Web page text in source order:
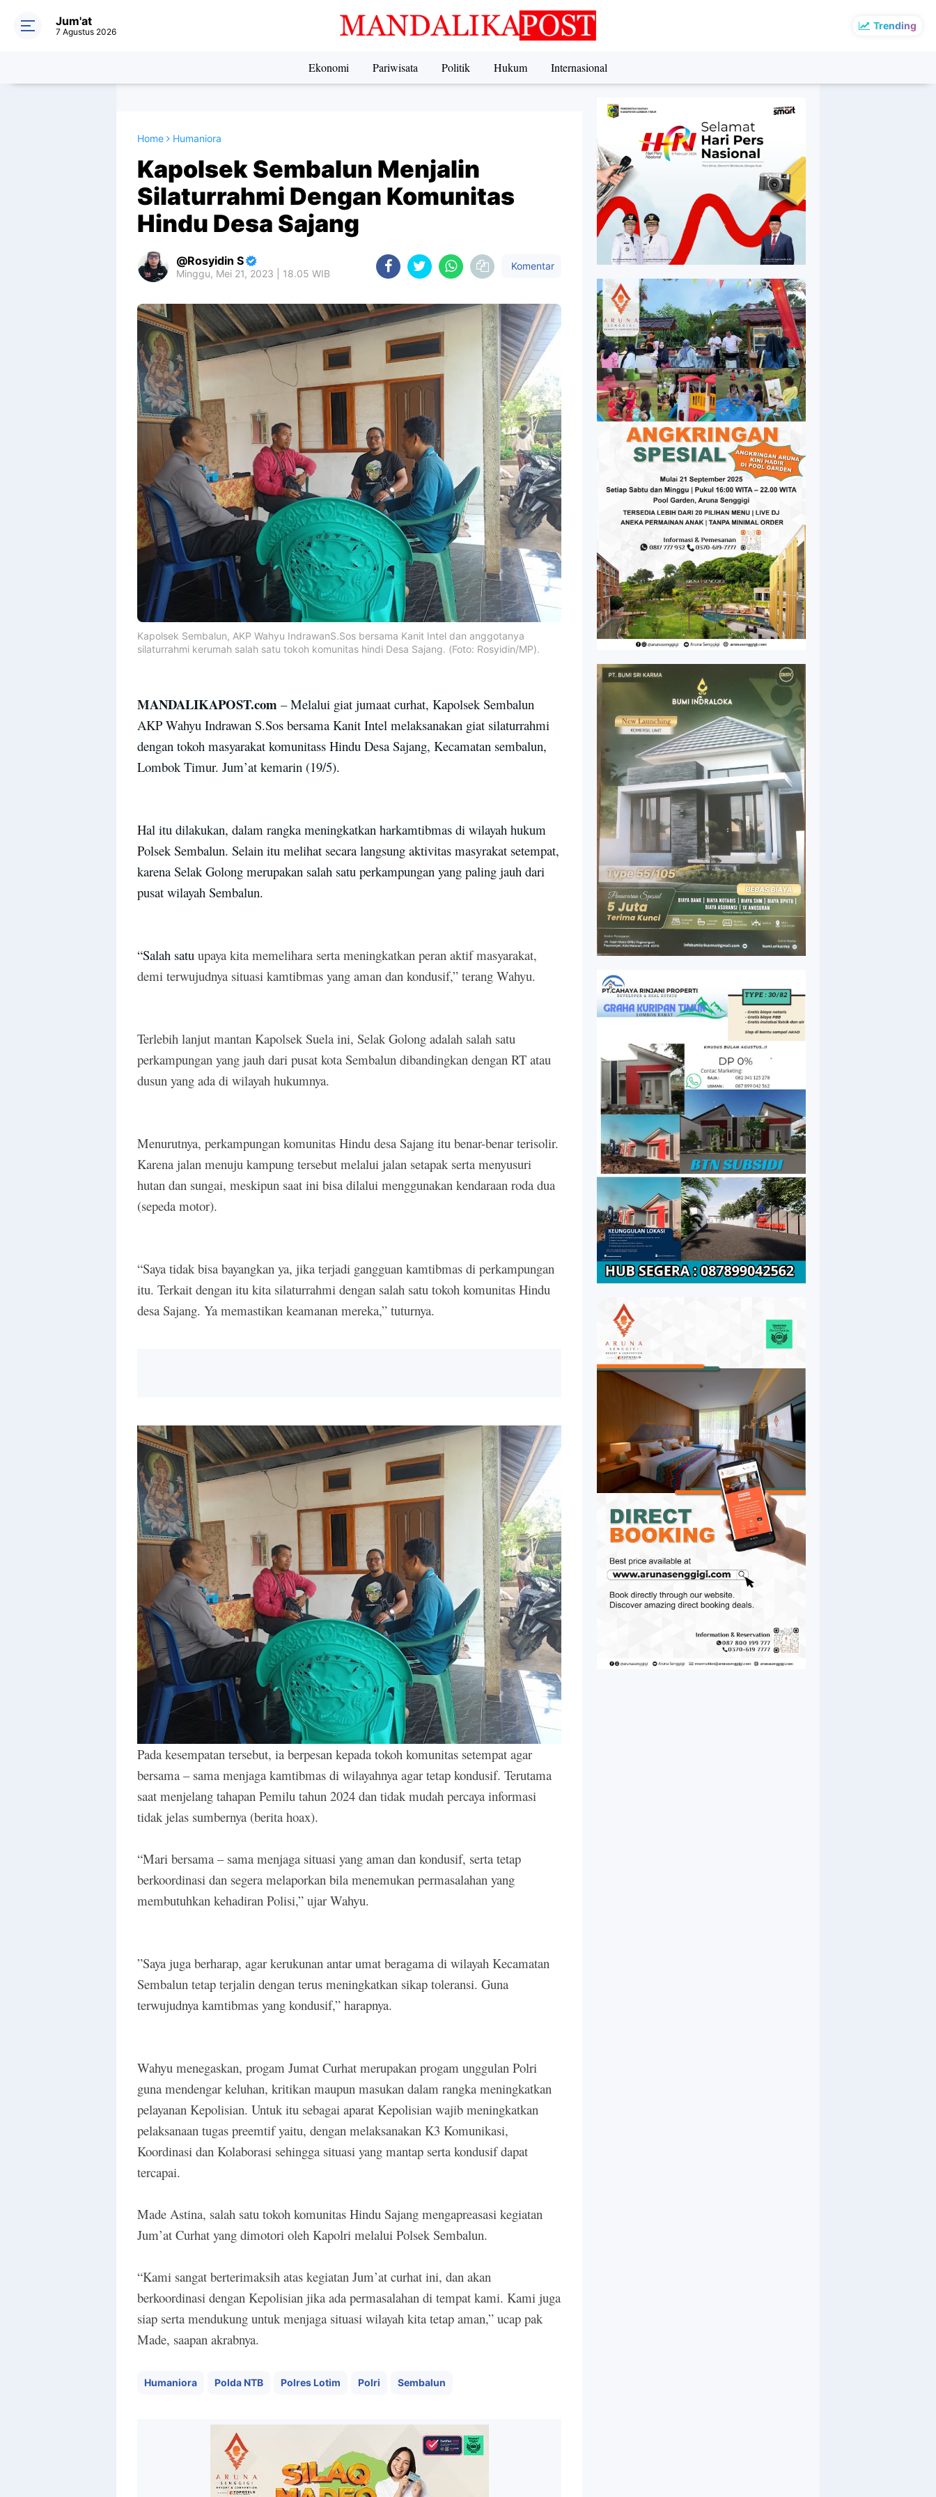
Trending
Jum'at
7 Agustus 2026
Ekonomi Pariwisata Politik Hukum Internasional
Home Humaniora
Kapolsek Sembalun Menjalin
Silaturrahmi Dengan Komunitas
Hindu Desa Sajang
Rosyidin S
Minggu, Mei 21, 2023 | 18.05 WIB
Komentar
Kapolsek Sembalun, AKP Wahyu IndrawanS.Sos bersama Kanit Intel dan anggotanya
silaturrahmi kerumah salah satu tokoh komunitas hindi Desa Sajang. (Foto: Rosyidin/MP).
MANDALIKAPOST.com – Melalui giat jumaat curhat, Kapolsek Sembalun
AKP Wahyu Indrawan S.Sos bersama Kanit Intel melaksanakan giat silaturrahmi
dengan tokoh masyarakat komunitass Hindu Desa Sajang, Kecamatan sembalun,
Lombok Timur. Jum’at kemarin (19/5).
Hal itu dilakukan, dalam rangka meningkatkan harkamtibmas di wilayah hukum
Polsek Sembalun. Selain itu melihat secara langsung aktivitas masyrakat setempat,
karena Selak Golong merupakan salah satu perkampungan yang paling jauh dari
pusat wilayah Sembalun.
“Salah satu upaya kita memelihara serta meningkatkan peran aktif masyarakat,
demi terwujudnya situasi kamtibmas yang aman dan kondusif,” terang Wahyu.
Terlebih lanjut mantan Kapolsek Suela ini, Selak Golong adalah salah satu
perkampungan yang jauh dari pusat kota Sembalun dibandingkan dengan RT atau
dusun yang ada di wilayah hukumnya.
Menurutnya, perkampungan komunitas Hindu desa Sajang itu benar-benar terisolir.
Karena jalan menuju kampung tersebut melalui jalan setapak serta menyusuri
hutan dan sungai, meskipun saat ini bisa dilalui menggunakan kendaraan roda dua
(sepeda motor).
“Saya tidak bisa bayangkan ya, jika terjadi gangguan kamtibmas di perkampungan
itu. Terkait dengan itu kita silaturrahmi dengan salah satu tokoh komunitas Hindu
desa Sajang. Ya memastikan keamanan mereka,” tuturnya.
Pada kesempatan tersebut, ia berpesan kepada tokoh komunitas setempat agar
bersama – sama menjaga kamtibmas di wilayahnya agar tetap kondusif. Terutama
saat menjelang tahapan Pemilu tahun 2024 dan tidak mudah percaya informasi
tidak jelas sumbernya (berita hoax).
“Mari bersama – sama menjaga situasi yang aman dan kondusif, serta tetap
berkoordinasi dan segera melaporkan bila menemukan permasalahan yang
membutuhkan kehadiran Polisi,” ujar Wahyu.
”Saya juga berharap, agar kerukunan antar umat beragama di wilayah Kecamatan
Sembalun tetap terjalin dengan terus meningkatkan sikap toleransi. Guna
terwujudnya kamtibmas yang kondusif,” harapnya.
Wahyu menegaskan, progam Jumat Curhat merupakan progam unggulan Polri
guna mendengar keluhan, kritikan maupun masukan dalam rangka meningkatkan
pelayanan Kepolisian. Untuk itu sebagai aparat Kepolisian wajib meningkatkan
pelaksanaan tugas preemtif yaitu, dengan melaksanakan K3 Komunikasi,
Koordinasi dan Kolaborasi sehingga situasi yang mantap serta kondusif dapat
tercapai.
Made Astina, salah satu tokoh komunitas Hindu Sajang mengapreasasi kegiatan
Jum’at Curhat yang dimotori oleh Kapolri melalui Polsek Sembalun.
“Kami sangat berterimaksih atas kegiatan Jum’at curhat ini, dan akan
berkoordinasi dengan Kepolisian jika ada permasalahan di tempat kami. Kami juga
siap serta mendukung untuk menjaga situasi wilayah kita tetap aman,” ucap pak
Made, saapan akrabnya.
Humaniora Polda NTB Polres Lotim Polri Sembalun